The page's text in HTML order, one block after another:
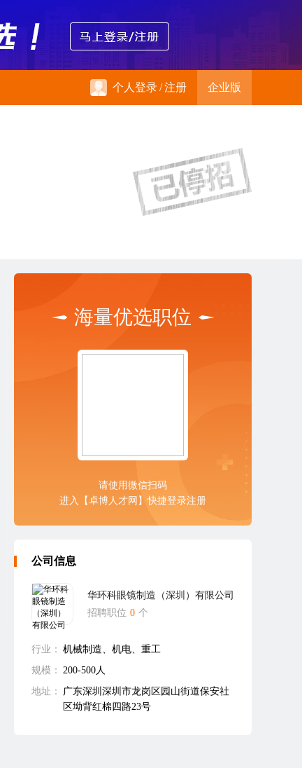
个人登录/注册 企业版
海量优选职位
请使用微信扫码
进入【卓博人才网】快捷登录注册
公司信息
华环科眼镜制造（深圳）有限公司
招聘职位 0 个
行业： 机械制造、机电、重工
规模： 200-500人
地址：
广东深圳深圳市龙岗区园山街道保安社
区坳背红棉四路23号